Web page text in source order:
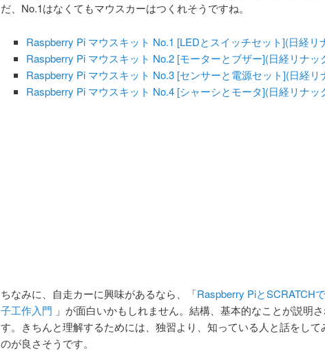
だ、No.1はなくてもマウスカーはつくれそうですね。
Raspberry Pi マウスキット No.1 [LEDとスイッチセット](日経リ
Raspberry Pi マウスキット No.2 [モーターとブザー](日経リナッ
Raspberry Pi マウスキット No.3 [センサーと電源セット](日経リ
Raspberry Pi マウスキット No.4 [シャーシとモータ](日経リナッ
ちなみに、自走カーに興味があるなら、「Raspberry PiとSCRATCH
子工作入門 」が面白いかもしれません。結構、基本的なことが説明
す。きちんと理解するためには、独習より、知っている人と話をして
のが良さそうです。